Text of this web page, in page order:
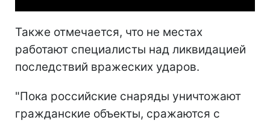
Также отмечается, что не местах
работают специалисты над ликвидацией
последствий вражеских ударов.
"Пока российские снаряды уничтожают
гражданские объекты, сражаются с